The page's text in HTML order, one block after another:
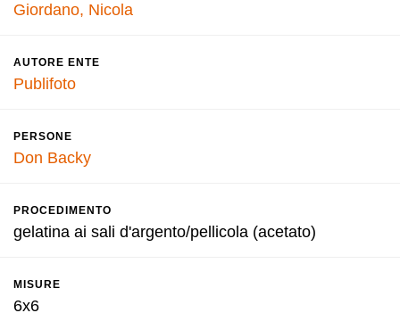
Giordano, Nicola
AUTORE ENTE
Publifoto
PERSONE
Don Backy
PROCEDIMENTO
gelatina ai sali d'argento/pellicola (acetato)
MISURE
6x6